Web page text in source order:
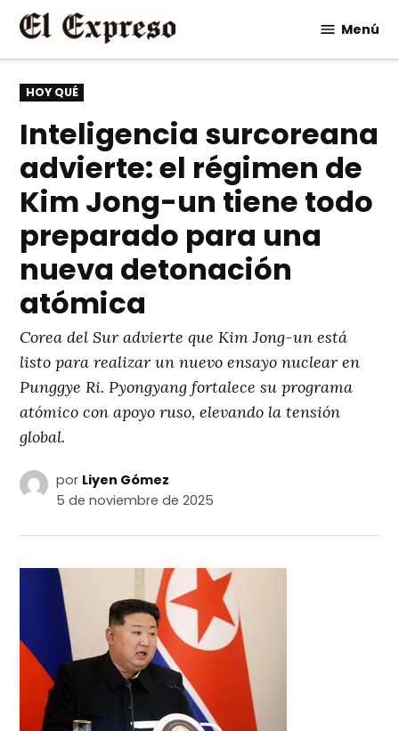
Saltar
contenido
Menú
PUBLICADO
EN
HOY QUÉ
Inteligencia surcoreana
advierte: el régimen de
Kim Jong-un tiene todo
preparado para una
nueva detonación
atómica
Corea del Sur advierte que Kim Jong-un está
listo para realizar un nuevo ensayo nuclear en
Punggye Ri. Pyongyang fortalece su programa
atómico con apoyo ruso, elevando la tensión
global.
por Liyen Gómez
5 de noviembre de 2025